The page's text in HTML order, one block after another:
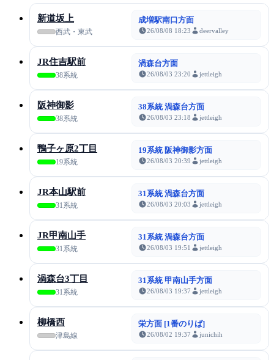
新道坂上
西武・東武
成増駅南口方面
26/08/08 18:23 deervalley
JR住吉駅前
38系統
渦森台方面
26/08/03 23:20 jettleigh
阪神御影
38系統
38系統 渦森台方面
26/08/03 23:18 jettleigh
鴨子ヶ原2丁目
19系統
19系統 阪神御影方面
26/08/03 20:39 jettleigh
JR本山駅前
31系統
31系統 渦森台方面
26/08/03 20:03 jettleigh
JR甲南山手
31系統
31系統 渦森台方面
26/08/03 19:51 jettleigh
渦森台3丁目
31系統
31系統 甲南山手方面
26/08/03 19:37 jettleigh
柳橋西
津島線
栄方面 [1番のりば]
26/08/02 19:37 junichih